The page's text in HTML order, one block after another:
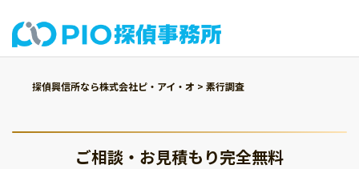
探偵興信所なら株式会社ピ・アイ・オ > 素行調査
ご相談・お見積もり完全無料